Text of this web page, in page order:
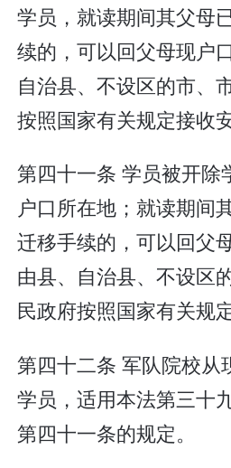
学员，就读期间其父母
续的，可以回父母现户
自治县、不设区的市、
按照国家有关规定接收安
第四十一条 学员被开除
户口所在地；就读期间
迁移手续的，可以回父
由县、自治县、不设区
民政府按照国家有关规
第四十二条 军队院校从
学员，适用本法第三十
第四十一条的规定。